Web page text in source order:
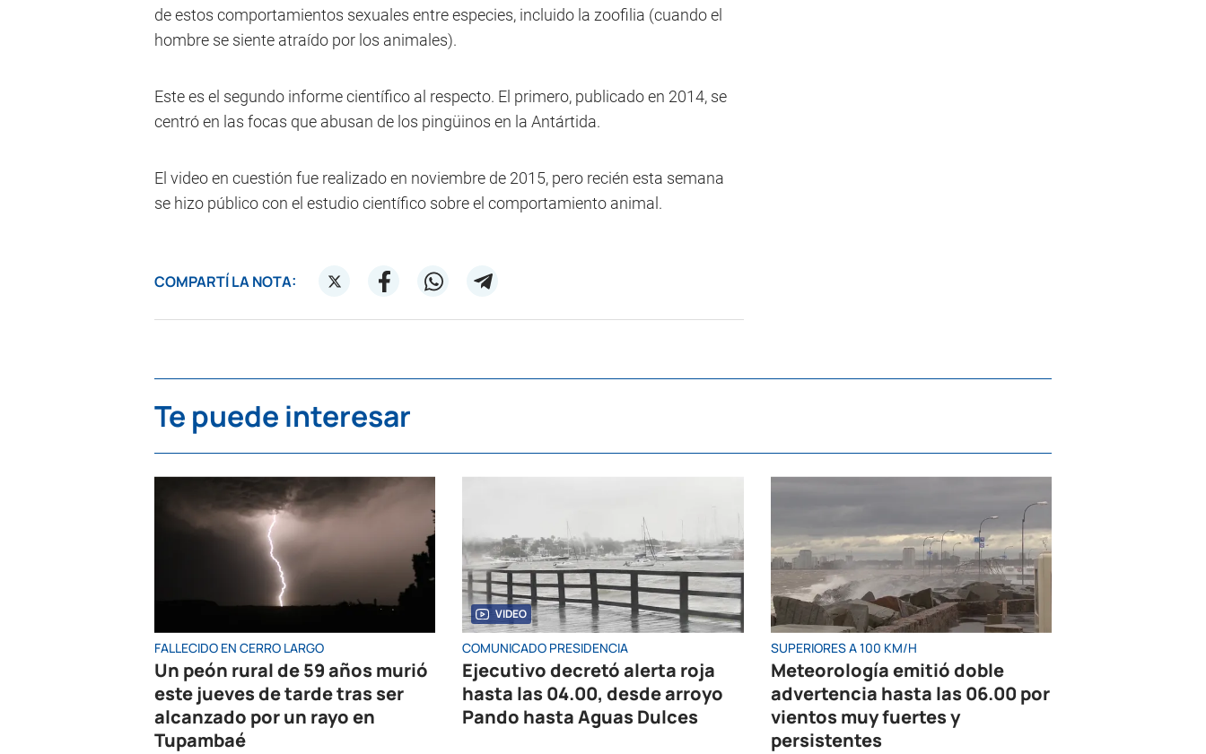
de estos comportamientos sexuales entre especies, incluido la zoofilia (cuando el
hombre se siente atraído por los animales).
Este es el segundo informe científico al respecto. El primero, publicado en 2014, se
centró en las focas que abusan de los pingüinos en la Antártida.
El video en cuestión fue realizado en noviembre de 2015, pero recién esta semana
se hizo público con el estudio científico sobre el comportamiento animal.
COMPARTÍ LA NOTA:
Te puede interesar
FALLECIDO EN CERRO LARGO
Un peón rural de 59 años murió
este jueves de tarde tras ser
alcanzado por un rayo en
Tupambaé
VIDEO
COMUNICADO PRESIDENCIA
Ejecutivo decretó alerta roja
hasta las 04.00, desde arroyo
Pando hasta Aguas Dulces
SUPERIORES A 100 KM/H
Meteorología emitió doble
advertencia hasta las 06.00 por
vientos muy fuertes y
persistentes